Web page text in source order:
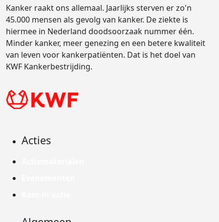
Kanker raakt ons allemaal. Jaarlijks sterven er zo'n
45.000 mensen als gevolg van kanker. De ziekte is
hiermee in Nederland doodsoorzaak nummer één.
Minder kanker, meer genezing en een betere kwaliteit
van leven voor kankerpatiënten. Dat is het doel van
KWF Kankerbestrijding.
Acties